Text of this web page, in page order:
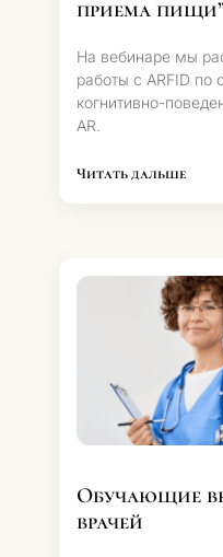
приема
На вебинаре мы
работы с ARFID по
когнитивно-
AR.⁣⁣
Читать дальше
Обучающие
врачей